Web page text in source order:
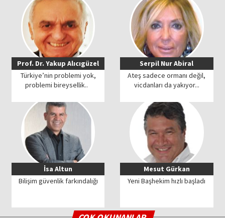
Prof. Dr. Yakup Alıcıgüzel
Türkiye’nin problemi yok,
problemi bireysellik..
Serpil Nur Abiral
Ateş sadece ormanı değil,
vicdanları da yakıyor...
İsa Altun
Bilişim güvenlik farkındalığı
Mesut Gürkan
Yeni Başhekim hızlı başladı